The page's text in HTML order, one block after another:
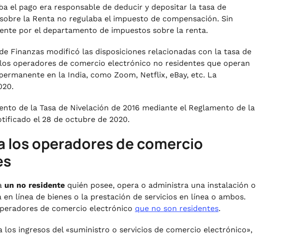
el pago era responsable de deducir y depositar la tasa de
la Renta no regulaba el impuesto de compensación. Sin
por el departamento de impuestos sobre la renta.
Finanzas modificó las disposiciones relacionadas con la tasa de
operadores de comercio electrónico no residentes que operan
en la India, como Zoom, Netflix, eBay, etc. La
de la Tasa de Nivelación de 2016 mediante el Reglamento de la
el 28 de octubre de 2020.
los operadores de comercio
un no residente quién posee, opera o administra una instalación o
línea de bienes o la prestación de servicios en línea o ambos.
de comercio electrónico que no son residentes.
los ingresos del «suministro o servicios de comercio electrónico»,